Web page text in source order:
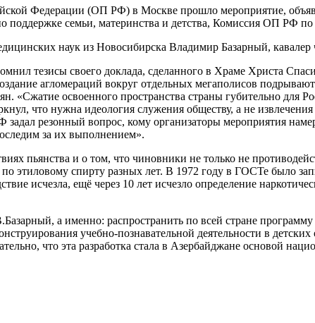
Федерации (ОП РФ) в Москве прошло мероприятие,
семьи, материнства и детства, Комиссия ОП РФ по
наук из Новосибирска Владимир Базарный,
тезисы своего доклада, сделанного в Храме Христа
агломераций вокруг отдельных мегаполисов
«Сжатие освоенного пространства страны губительно для
что нужна идеология служения обществу, а не
резонный вопрос, кому организаторы мероприятия
за их выполнением».
пьянства и о том, что чиновники не только не
этиловому спирту разных лет. В 1972 году в ГОСТе было
исчезла, ещё через 10 лет исчезло определение
а именно: распространить по всей стране
учебно-познавательной деятельности в
что эта разработка стала в Азербайджане основой